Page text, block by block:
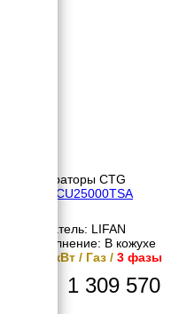
Генераторы CTG
CTG CU25000TSA
Двигатель: LIFAN
Исполнение: В кожухе
20.5 кВт / Газ / 3 фазы
1 309 570